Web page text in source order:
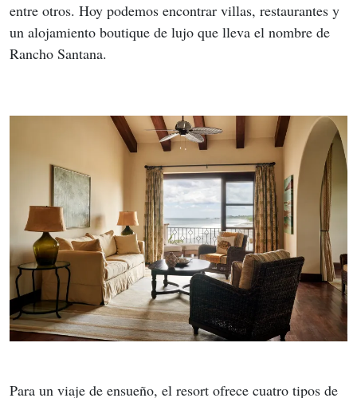
entre otros. Hoy podemos encontrar villas, restaurantes y
un alojamiento boutique de lujo que lleva el nombre de
Rancho Santana.
Para un viaje de ensueño, el resort ofrece cuatro tipos de